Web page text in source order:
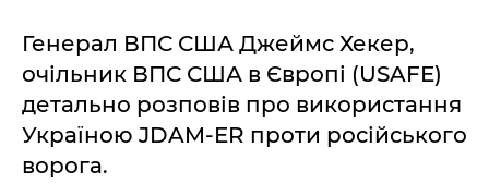
Генерал ВПС США Джеймс Хекер,
очільник ВПС США в Європі (USAFE)
детально розповів про використання
Україною JDAM-ER проти російського
ворога.